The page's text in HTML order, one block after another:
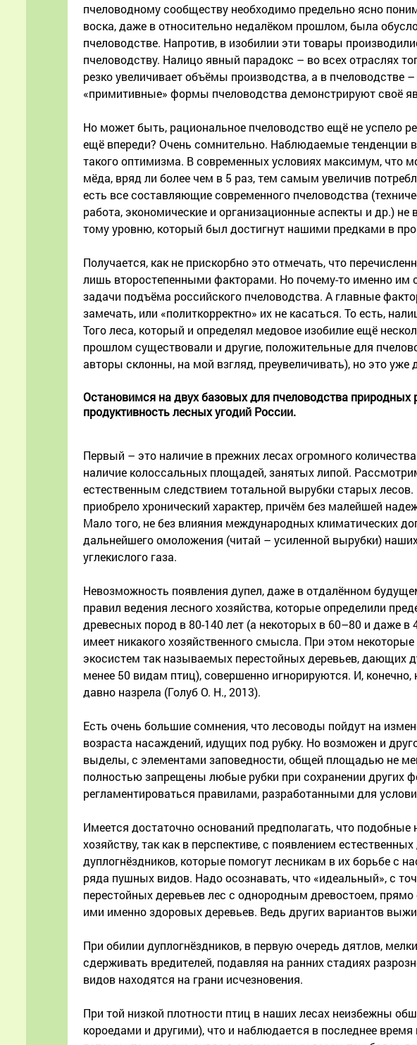
пчеловодному сообществу необходимо предельно ясно
воска, даже в относительно недалёком прошлом, была
пчеловодстве. Напротив, в изобилии эти товары
пчеловодству. Налицо явный парадокс – во всех отраслях
резко увеличивает объёмы производства, а в пчеловодстве
«примитивные» формы пчеловодства демонстрируют своё
Но может быть, рациональное пчеловодство ещё не успело
ещё впереди? Очень сомнительно. Наблюдаемые тенденции
такого оптимизма. В современных условиях максимум, что
мёда, вряд ли более чем в 5 раз, тем самым увеличив
есть все составляющие современного пчеловодства
работа, экономические и организационные аспекты и др.) не
тому уровню, который был достигнут нашими предками в
Получается, как не прискорбно это отмечать, что
лишь второстепенными факторами. Но почему-то именно им
задачи подъёма российского пчеловодства. А главные
замечать, или «политкорректно» их не касаться. То есть,
Того леса, который и определял медовое изобилие ещё
прошлом существовали и другие, положительные для
авторы склонны, на мой взгляд, преувеличивать), но это уже
Остановимся на двух базовых для пчеловодства
продуктивность лесных угодий России.
Первый – это наличие в прежних лесах огромного
наличие колоссальных площадей, занятых липой.
естественным следствием тотальной вырубки старых
приобрело хронический характер, причём без малейшей
Мало того, не без влияния международных климатических
дальнейшего омоложения (читай – усиленной вырубки)
углекислого газа.
Невозможность появления дупел, даже в отдалённом
правил ведения лесного хозяйства, которые определили
древесных пород в 80-140 лет (а некоторых в 60–80 и даже в
имеет никакого хозяйственного смысла. При этом
экосистем так называемых перестойных деревьев, дающих
менее 50 видам птиц), совершенно игнорируются. И,
давно назрела (Голуб О. Н., 2013).
Есть очень большие сомнения, что лесоводы пойдут на
возраста насаждений, идущих под рубку. Но возможен и
выделы, с элементами заповедности, общей площадью не
полностью запрещены любые рубки при сохранении других
регламентироваться правилами, разработанными для
Имеется достаточно оснований предполагать, что
хозяйству, так как в перспективе, с появлением
дуплогнёздников, которые помогут лесникам в их борьбе
ряда пушных видов. Надо осознавать, что «идеальный», с
перестойных деревьев лес с однородным древостоем,
ими именно здоровых деревьев. Ведь других вариантов
При обилии дуплогнёздников, в первую очередь дятлов,
сдерживать вредителей, подавляя на ранних стадиях
видов находятся на грани исчезновения.
При той низкой плотности птиц в наших лесах неизбежны
короедами и другими), что и наблюдается в последнее